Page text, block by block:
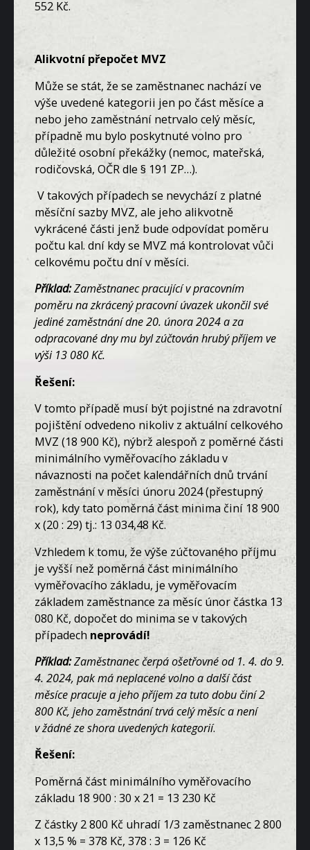
552 Kč.
Alikvotní přepočet MVZ
Může se stát, že se zaměstnanec nachází ve
výše uvedené kategorii jen po část měsíce a
nebo jeho zaměstnání netrvalo celý měsíc,
případně mu bylo poskytnuté volno pro
důležité osobní překážky (nemoc, mateřská,
rodičovská, OČR dle § 191 ZP…).
V takových případech se nevychází z platné
měsíční sazby MVZ, ale jeho alikvotně
vykrácené části jenž bude odpovídat poměru
počtu kal. dní kdy se MVZ má kontrolovat vůči
celkovému počtu dní v měsíci.
Příklad:Zaměstnanec pracující v pracovním
poměru na zkrácený pracovní úvazek ukončil své
jediné zaměstnání dne 20. února 2024 a za
odpracované dny mu byl zúčtován hrubý příjem ve
výši 13 080 Kč.
Řešení:
V tomto případě musí být pojistné na zdravotní
pojištění odvedeno nikoliv z aktuální celkového
MVZ (18 900 Kč), nýbrž alespoň z poměrné části
minimálního vyměřovacího základu v
návaznosti na počet kalendářních dnů trvání
zaměstnání v měsíci únoru 2024 (přestupný
rok), kdy tato poměrná část minima činí 18 900
x (20 : 29) tj.: 13 034,48 Kč.
Vzhledem k tomu, že výše zúčtovaného příjmu
je vyšší než poměrná část minimálního
vyměřovacího základu, je vyměřovacím
základem zaměstnance za měsíc únor částka 13
080 Kč, dopočet do minima se v takových
případech neprovádí!
Příklad:Zaměstnanec čerpá ošetřovné od 1. 4. do 9.
4. 2024, pak má neplacené volno a další část
měsíce pracuje a jeho příjem za tuto dobu činí 2
800 Kč, jeho zaměstnání trvá celý měsíc a není
v žádné ze shora uvedených kategorií.
Řešení:
Poměrná část minimálního vyměřovacího
základu 18 900 : 30 x 21 = 13 230 Kč
Z částky 2 800 Kč uhradí 1/3 zaměstnanec 2 800
x 13,5 % = 378 Kč, 378 : 3 = 126 Kč